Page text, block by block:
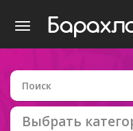
Выбрать